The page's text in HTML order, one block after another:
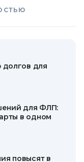
долгов для
для ФЛП:
в одном
повысят в